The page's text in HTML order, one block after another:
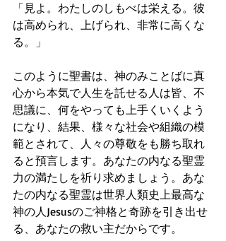
「見よ。わたしのしもべは栄える。彼
は高められ、上げられ、非常に高くな
る。」
このように聖書は、神のみことばに真
心から本気で人生を託せる人は皆、不
思議に、何をやっても上手くいくよう
になり、結果、様々な社会や組織の模
範とされて、人々の尊敬をも勝ち取れ
ると預言します。あなたの内なる聖霊
力の満たしを祈り求めましょう。あな
たの内なる聖霊は世界人類史上最高な
神の人Jesusのご神格と奇跡を引き出せ
る、あなたの救い主だからです。